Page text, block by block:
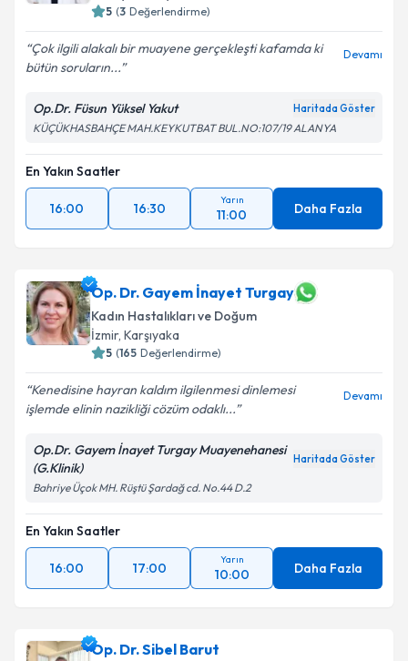
5 (3 Değerlendirme)
Çok ilgili alakalı bir muayene gerçekleşti kafamda ki
bütün soruların...
Devamı
Op.Dr. Füsun Yüksel Yakut Haritada Göster
KÜÇÜKHASBAHÇE MAH.KEYKUTBAT BUL.NO:107/19 ALANYA
En Yakın Saatler
16:00 16:30
Yarın
11:00 Daha Fazla
Op. Dr. Gayem İnayet Turgay
Kadın Hastalıkları ve Doğum
İzmir, Karşıyaka
5 (165 Değerlendirme)
Kenedisine hayran kaldım ilgilenmesi dinlemesi
işlemde elinin nazikliği cözüm odaklı...
Devamı
Op.Dr. Gayem İnayet Turgay Muayenehanesi
(G.Klinik)
Haritada Göster
Bahriye Üçok MH. Rüştü Şardağ cd. No.44 D.2
En Yakın Saatler
16:00 17:00
Yarın
10:00 Daha Fazla
Op. Dr. Sibel Barut